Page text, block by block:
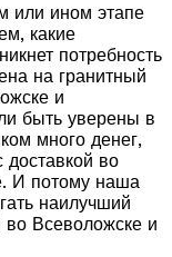
или ином этапе
какие
потребность
на гранитный
и
быть уверены в
много денег,
во
И потому наша
наилучший
Всеволожске и